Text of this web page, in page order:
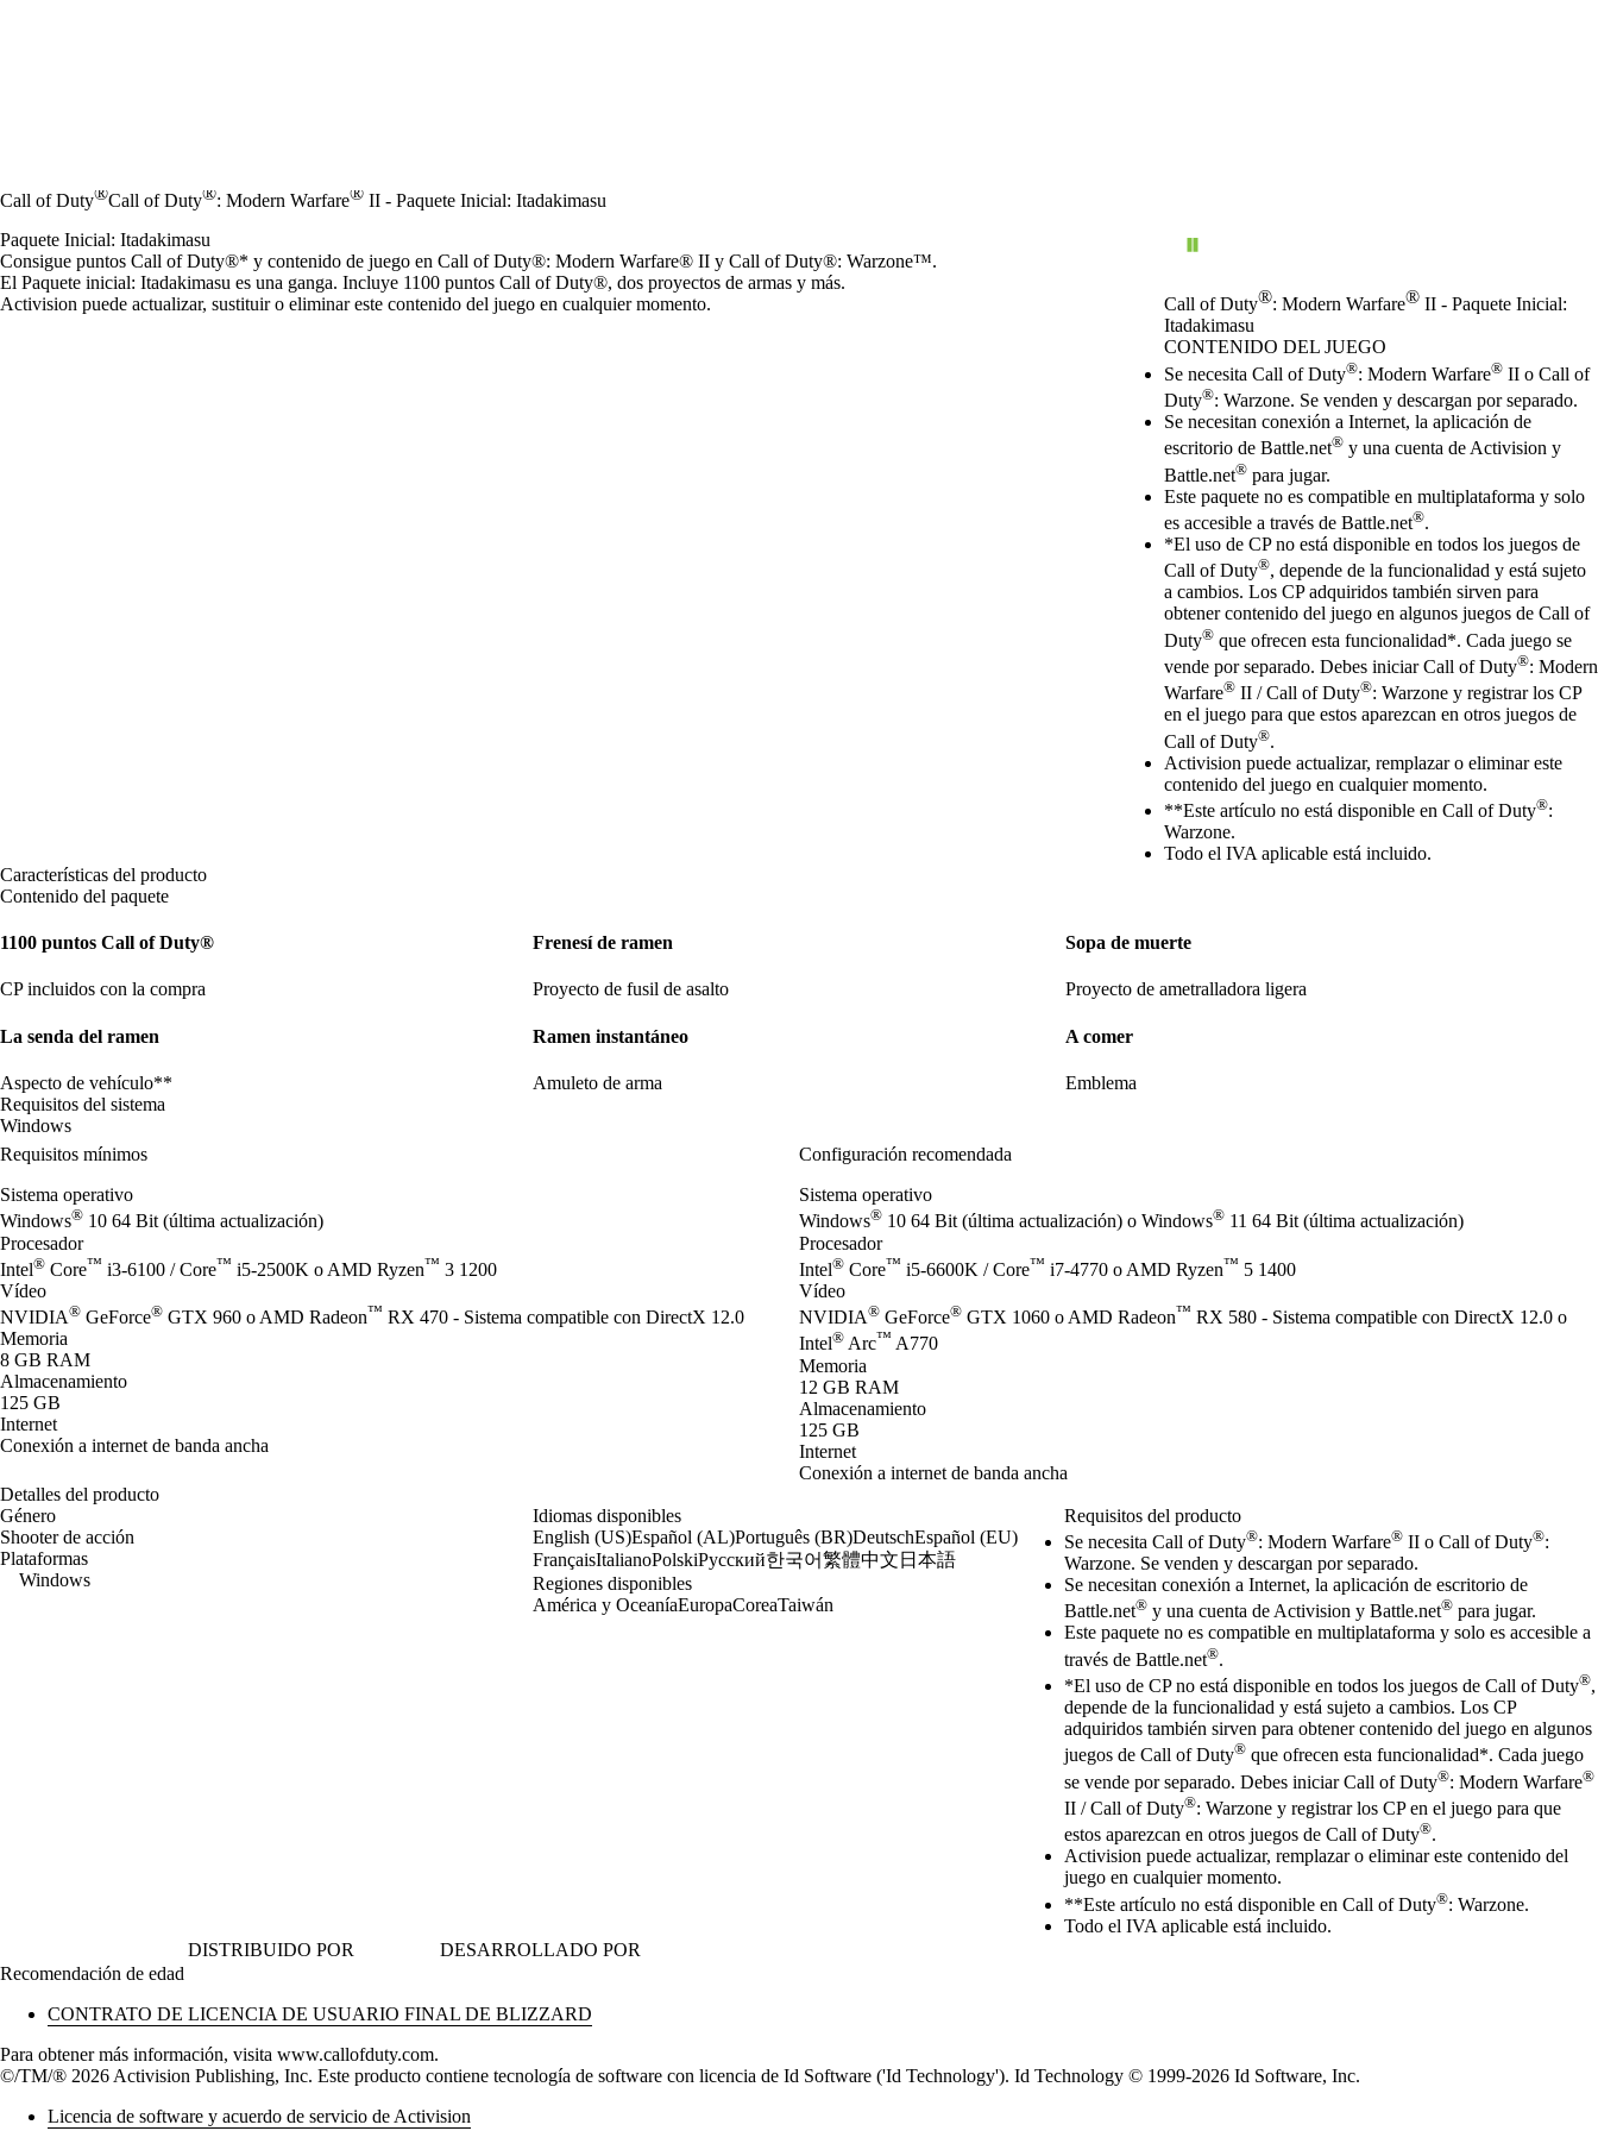
Call of Duty®Call of Duty®: Modern Warfare® II - Paquete Inicial: Itadakimasu
Call of Duty®: Modern Warfare® II - Paquete Inicial:
Itadakimasu
CONTENIDO DEL JUEGO
Precio
Available actions
Se necesita Call of Duty®: Modern Warfare® II o Call of
Duty®: Warzone. Se venden y descargan por separado.
Se necesitan conexión a Internet, la aplicación de
escritorio de Battle.net® y una cuenta de Activision y
Battle.net® para jugar.
Este paquete no es compatible en multiplataforma y solo
es accesible a través de Battle.net®.
*El uso de CP no está disponible en todos los juegos de
Call of Duty®, depende de la funcionalidad y está sujeto
a cambios. Los CP adquiridos también sirven para
obtener contenido del juego en algunos juegos de Call of
Duty® que ofrecen esta funcionalidad*. Cada juego se
vende por separado. Debes iniciar Call of Duty®: Modern
Warfare® II / Call of Duty®: Warzone y registrar los CP
en el juego para que estos aparezcan en otros juegos de
Call of Duty®.
Activision puede actualizar, remplazar o eliminar este
contenido del juego en cualquier momento.
**Este artículo no está disponible en Call of Duty®:
Warzone.
Todo el IVA aplicable está incluido.
Paquete Inicial: Itadakimasu
Consigue puntos Call of Duty®* y contenido de juego en Call of Duty®: Modern Warfare® II y Call of Duty®: Warzone™.
El Paquete inicial: Itadakimasu es una ganga. Incluye 1100 puntos Call of Duty®, dos proyectos de armas y más.
Activision puede actualizar, sustituir o eliminar este contenido del juego en cualquier momento.
Características del producto
Contenido del paquete
1100 puntos Call of Duty®
CP incluidos con la compra
Frenesí de ramen
Proyecto de fusil de asalto
Sopa de muerte
Proyecto de ametralladora ligera
La senda del ramen
Aspecto de vehículo**
Ramen instantáneo
Amuleto de arma
A comer
Emblema
Requisitos del sistema
Windows
Requisitos mínimos
Sistema operativo
Windows® 10 64 Bit (última actualización)
Procesador
Intel® Core™ i3-6100 / Core™ i5-2500K o AMD Ryzen™ 3 1200
Vídeo
NVIDIA® GeForce® GTX 960 o AMD Radeon™ RX 470 - Sistema compatible con DirectX 12.0
Memoria
8 GB RAM
Almacenamiento
125 GB
Internet
Conexión a internet de banda ancha
Configuración recomendada
Sistema operativo
Windows® 10 64 Bit (última actualización) o Windows® 11 64 Bit (última actualización)
Procesador
Intel® Core™ i5-6600K / Core™ i7-4770 o AMD Ryzen™ 5 1400
Vídeo
NVIDIA® GeForce® GTX 1060 o AMD Radeon™ RX 580 - Sistema compatible con DirectX 12.0 o
Intel® Arc™ A770
Memoria
12 GB RAM
Almacenamiento
125 GB
Internet
Conexión a internet de banda ancha
Detalles del producto
Género
Shooter de acción
Plataformas
Windows
Idiomas disponibles
English (US)Español (AL)Português (BR)DeutschEspañol (EU)
FrançaisItalianoPolskiРусский한국어繁體中文 日本語
Regiones disponibles
América y OceaníaEuropaCoreaTaiwán
Requisitos del producto
Se necesita Call of Duty®: Modern Warfare® II o Call of Duty®:
Warzone. Se venden y descargan por separado.
Se necesitan conexión a Internet, la aplicación de escritorio de
Battle.net® y una cuenta de Activision y Battle.net® para jugar.
Este paquete no es compatible en multiplataforma y solo es accesible a
través de Battle.net®.
*El uso de CP no está disponible en todos los juegos de Call of Duty®,
depende de la funcionalidad y está sujeto a cambios. Los CP
adquiridos también sirven para obtener contenido del juego en algunos
juegos de Call of Duty® que ofrecen esta funcionalidad*. Cada juego
se vende por separado. Debes iniciar Call of Duty®: Modern Warfare®
II / Call of Duty®: Warzone y registrar los CP en el juego para que
estos aparezcan en otros juegos de Call of Duty®.
Activision puede actualizar, remplazar o eliminar este contenido del
juego en cualquier momento.
**Este artículo no está disponible en Call of Duty®: Warzone.
Todo el IVA aplicable está incluido.
DISTRIBUIDO POR
DESARROLLADO POR
Recomendación de edad
CONTRATO DE LICENCIA DE USUARIO FINAL DE BLIZZARD
Para obtener más información, visita www.callofduty.com.
©/TM/® 2026 Activision Publishing, Inc. Este producto contiene tecnología de software con licencia de Id Software ('Id Technology'). Id Technology © 1999-2026 Id Software, Inc.
Licencia de software y acuerdo de servicio de Activision